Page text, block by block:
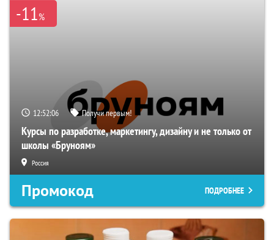
-11%
12:52:05 Получи первым!
Курсы по разработке, маркетингу, дизайну и не только от
школы «Бруноям»
Россия
Промокод ПОДРОБНЕЕ